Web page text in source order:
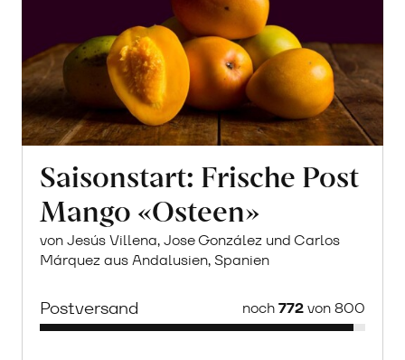
Saisonstart: Frische Post
Mango «Osteen»
von Jesús Villena, Jose González und Carlos
Márquez aus Andalusien, Spanien
Postversand noch772von 800